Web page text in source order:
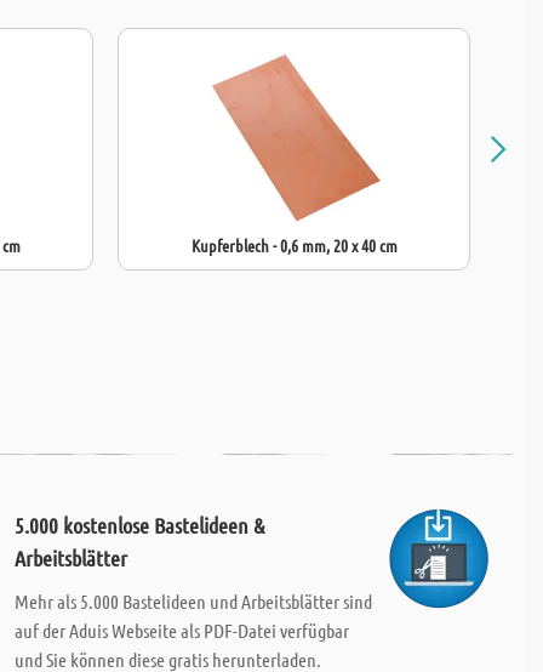
Kupferblech - 0,6 mm, 20 x 40 cm
5.000 kostenlose Bastelideen &
Arbeitsblätter
Mehr als 5.000 Bastelideen und Arbeitsblätter sind
auf der Aduis Webseite als PDF-Datei verfügbar
und Sie können diese gratis herunterladen.